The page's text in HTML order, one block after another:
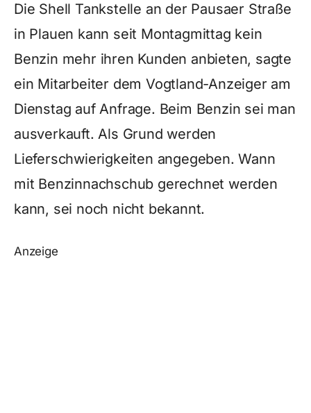
Die Shell Tankstelle an der Pausaer Straße
in Plauen kann seit Montagmittag kein
Benzin mehr ihren Kunden anbieten, sagte
ein Mitarbeiter dem Vogtland-Anzeiger am
Dienstag auf Anfrage. Beim Benzin sei man
ausverkauft. Als Grund werden
Lieferschwierigkeiten angegeben. Wann
mit Benzinnachschub gerechnet werden
kann, sei noch nicht bekannt.
Anzeige